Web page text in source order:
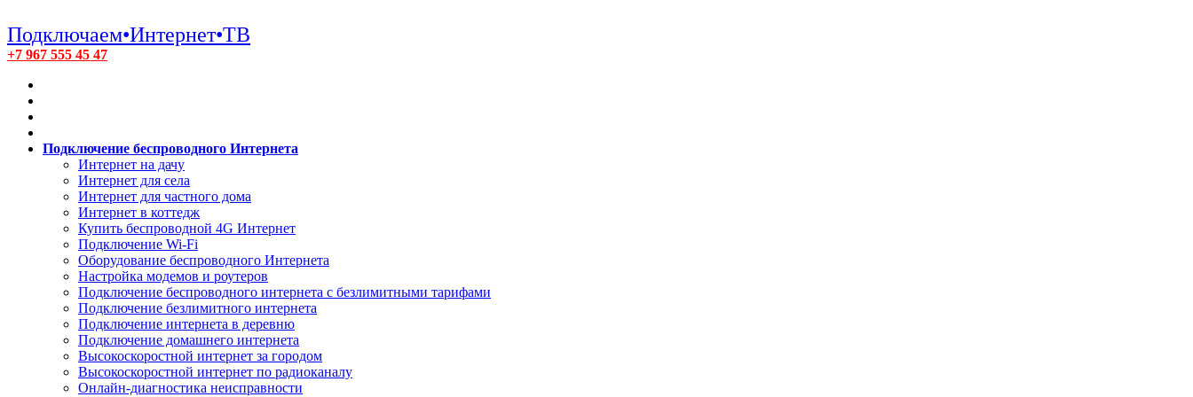
Подключаем•Интернет•ТВ
+7 967 555 45 47
Подключение беспроводного Интернета
Интернет на дачу
Интернет для села
Интернет для частного дома
Интернет в коттедж
Купить беспроводной 4G Интернет
Подключение Wi-Fi
Оборудование беспроводного Интернета
Настройка модемов и роутеров
Подключение беспроводного интернета с безлимитными тарифами
Подключение безлимитного интернета
Подключение интернета в деревню
Подключение домашнего интернета
Высокоскоростной интернет за городом
Высокоскоростной интернет по радиоканалу
Онлайн-диагностика неисправности